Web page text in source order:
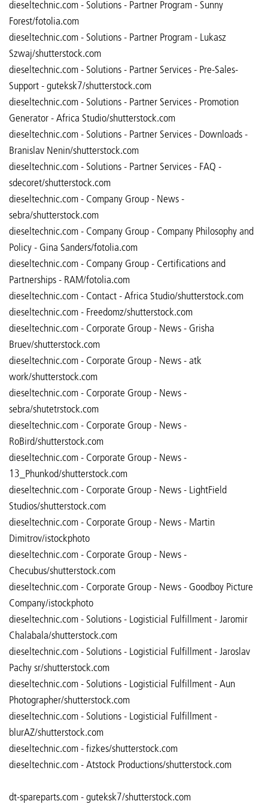
dieseltechnic.com - Solutions - Partner Program - Sunny
Forest/fotolia.com
dieseltechnic.com - Solutions - Partner Program - Lukasz
Szwaj/shutterstock.com
dieseltechnic.com - Solutions - Partner Services - Pre-Sales-
Support - guteksk7/shutterstock.com
dieseltechnic.com - Solutions - Partner Services - Promotion
Generator - Africa Studio/shutterstock.com
dieseltechnic.com - Solutions - Partner Services - Downloads -
Branislav Nenin/shutterstock.com
dieseltechnic.com - Solutions - Partner Services - FAQ -
sdecoret/shutterstock.com
dieseltechnic.com - Company Group - News -
sebra/shutterstock.com
dieseltechnic.com - Company Group - Company Philosophy and
Policy - Gina Sanders/fotolia.com
dieseltechnic.com - Company Group - Certifications and
Partnerships - RAM/fotolia.com
dieseltechnic.com - Contact - Africa Studio/shutterstock.com
dieseltechnic.com - Freedomz/shutterstock.com
dieseltechnic.com - Corporate Group - News - Grisha
Bruev/shutterstock.com
dieseltechnic.com - Corporate Group - News - atk
work/shutterstock.com
dieseltechnic.com - Corporate Group - News -
sebra/shutetrstock.com
dieseltechnic.com - Corporate Group - News -
RoBird/shutterstock.com
dieseltechnic.com - Corporate Group - News -
13_Phunkod/shutterstock.com
dieseltechnic.com - Corporate Group - News - LightField
Studios/shutterstock.com
dieseltechnic.com - Corporate Group - News - Martin
Dimitrov/istockphoto
dieseltechnic.com - Corporate Group - News -
Checubus/shutterstock.com
dieseltechnic.com - Corporate Group - News - Goodboy Picture
Company/istockphoto
dieseltechnic.com - Solutions - Logisticial Fulfillment - Jaromir
Chalabala/shutterstock.com
dieseltechnic.com - Solutions - Logisticial Fulfillment - Jaroslav
Pachy sr/shutterstock.com
dieseltechnic.com - Solutions - Logisticial Fulfillment - Aun
Photographer/shutterstock.com
dieseltechnic.com - Solutions - Logisticial Fulfillment -
blurAZ/shutterstock.com
dieseltechnic.com - fizkes/shutterstock.com
dieseltechnic.com - Atstock Productions/shutterstock.com
​​​​​​​dt-spareparts.com - guteksk7/shutterstock.com